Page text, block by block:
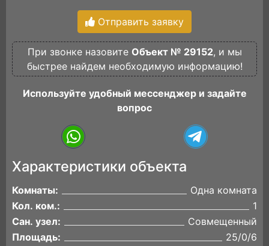
Отправить заявку
При звонке назовите Объект № 29152, и мы
быстрее найдем необходимую информацию!
Используйте удобный мессенджер и задайте
вопрос
Характеристики объекта
Комнаты:
Одна комната
Кол. ком.:
1
Сан. узел:
Совмещенный
Площадь:
25/0/6